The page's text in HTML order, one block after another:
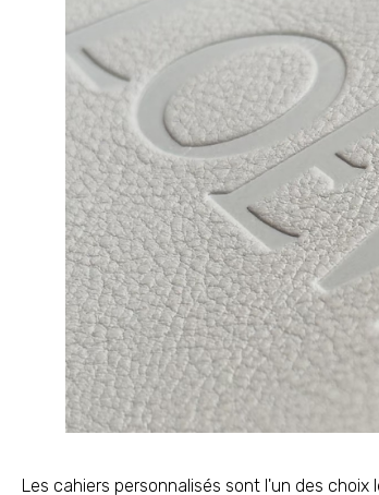
Les cahiers personnalisés sont l'un des